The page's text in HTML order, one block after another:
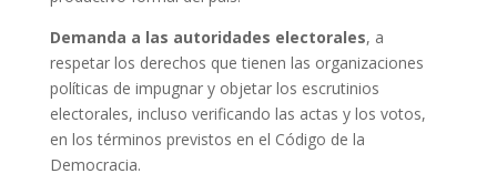
Demanda a las autoridades electorales, a
respetar los derechos que tienen las organizaciones
políticas de impugnar y objetar los escrutinios
electorales, incluso verificando las actas y los votos,
en los términos previstos en el Código de la
Democracia.